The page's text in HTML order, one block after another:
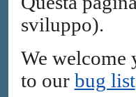
sviluppo).
We welcome
to our bug list